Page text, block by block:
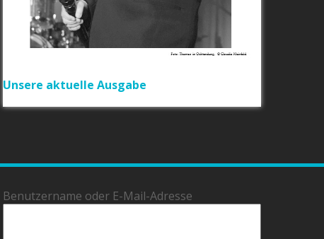
Unsere aktuelle Ausgabe
Benutzername oder E-Mail-Adresse